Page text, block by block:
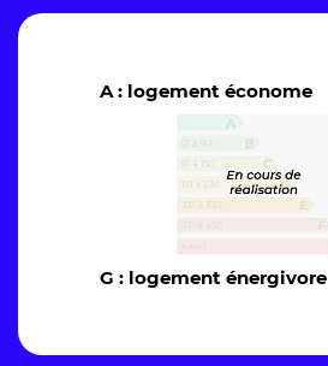
A : logement économe
G : logement énergivore